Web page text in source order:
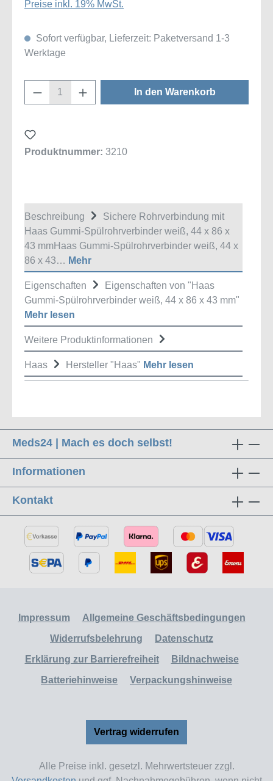
Preise inkl. 19% MwSt.
Sofort verfügbar, Lieferzeit: Paketversand 1-3
Werktage
Produkt Anzahl: Gib den gewünschten
In den Warenkorb
Produktnummer: 3210
Beschreibung
Sichere Rohrverbindung mit
Haas Gummi-Spülrohrverbinder weiß, 44 x 86 x
43 mmHaas Gummi-Spülrohrverbinder weiß, 44 x
86 x 43… Mehr
Eigenschaften
Eigenschaften von "Haas
Gummi-Spülrohrverbinder weiß, 44 x 86 x 43 mm"
Mehr lesen
Weitere Produktinformationen
Haas Hersteller "Haas" Mehr lesen
Meds24 | Mach es doch selbst!
Informationen
Kontakt
Impressum
Allgemeine Geschäftsbedingungen
Widerrufsbelehrung
Datenschutz
Erklärung zur Barrierefreiheit
Bildnachweise
Batteriehinweise
Verpackungshinweise
Vertrag widerrufen
Alle Preise inkl. gesetzl. Mehrwertsteuer zzgl.